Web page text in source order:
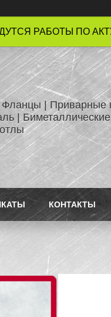
РАБОТЫ ПО
Фланцы | Приварные
|
КОНТАКТЫ